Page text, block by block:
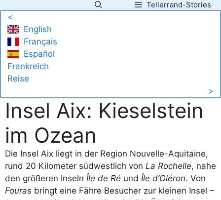
Inhalt
springen
Tellerrand-Stories
<
English
Français
Español
Frankreich
Reise
>
Insel Aix: Kieselstein
im Ozean
Die Insel Aix liegt in der Region Nouvelle-Aquitaine,
rund 20 Kilometer südwestlich von La Rochelle, nahe
den größeren Inseln Île de Ré und Île d’Oléron. Von
Fouras bringt eine Fähre Besucher zur kleinen Insel –